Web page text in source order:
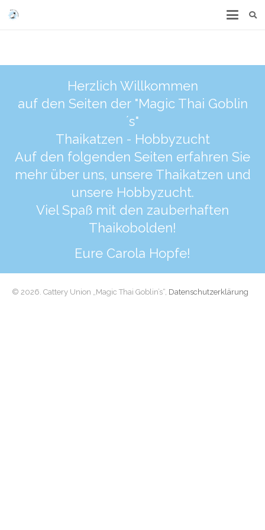
Herzlich Willkommen
auf den Seiten der "Magic Thai Goblin
´s"
Thaikatzen - Hobbyzucht
Auf den folgenden Seiten erfahren Sie
mehr über uns, unsere Thaikatzen und
unsere Hobbyzucht.
Viel Spaß mit den zauberhaften
Thaikobolden!
Eure Carola Hopfe!
© 2026. Cattery Union „Magic Thai Goblin’s“, Datenschutzerklärung